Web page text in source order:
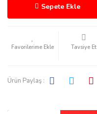
Sepete Ekle
Tavsiye Et
Ürün Paylaş :